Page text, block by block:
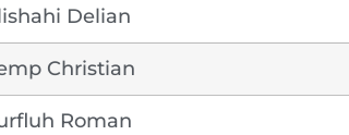
Delian
Christian
Roman